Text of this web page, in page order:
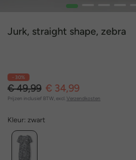
1
Jurk, straight shape, zebra
- 30%
€ 49,99 € 34,99
Prijzen inclusief BTW, excl. Verzendkosten
Kleur: zwart